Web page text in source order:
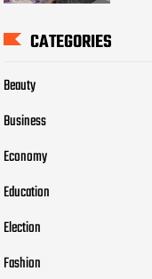
CATEGORIES
Beauty
Business
Economy
Education
Election
Fashion